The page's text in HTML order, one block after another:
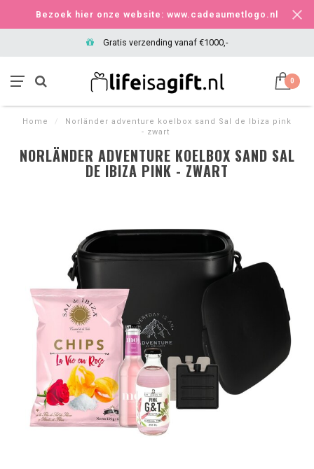
Bezoek hier onze website: www.cadeaumetlogo.nl
Gratis verzending vanaf €1000,-
0
Home /
Norländer adventure koelbox sand Sal de Ibiza pink
- zwart
NORLÄNDER ADVENTURE KOELBOX SAND SAL
DE IBIZA PINK - ZWART